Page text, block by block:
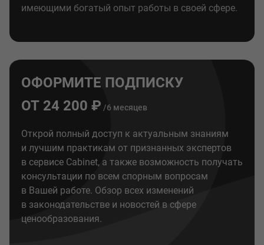
имеющими богатый опыт работы в своей сфере.
ОФОРМИТЕ ПОДПИСКУ
ОТ 24 200 ₽ /6 месяцев
Открой полный доступ к актуальным знаниям
и лучшим практикам от признанных экспертов
в сервисе Cabinet, а также возможность получать
консультации по всем спорным вопросам
в Вашей работе. Обзор всех изменений
в законодательстве и новостей в сфере
ценообразования.